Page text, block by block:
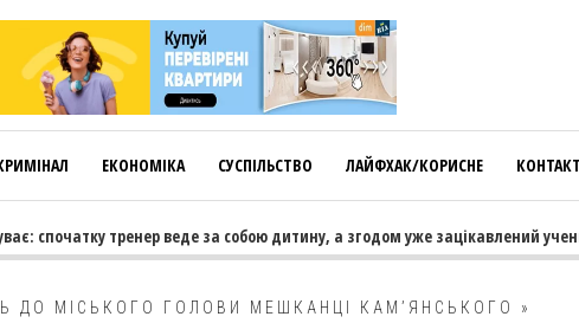
ЕКОНОМІКА СУСПІЛЬСТВО ЛАЙФХАК/КОРИСНЕ
спочатку тренер веде за собою дитину, а згодом уже зацікавлений
ДО МІСЬКОГО ГОЛОВИ МЕШКАНЦІ КАМ’ЯНСЬКОГО »